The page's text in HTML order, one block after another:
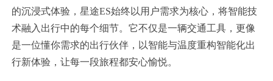
的沉浸式体验，星途ES始终以用户需求为核心，将智能技
术融入出行中的每个细节。它不仅是一辆交通工具，更像
是一位懂你需求的出行伙伴，以智能与温度重构智能化出
行新体验，让每一段旅程都安心愉悦。